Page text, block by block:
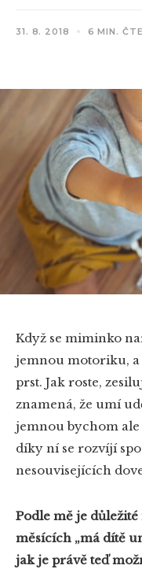
31. 8. 2018 6 MIN.
Když se miminko
jemnou motoriku, a
prst. Jak roste,
znamená, že umí
jemnou bychom
díky ní se rozvíjí
nesouvisejících
Podle mě je
měsících „má dítě
jak je právě teď